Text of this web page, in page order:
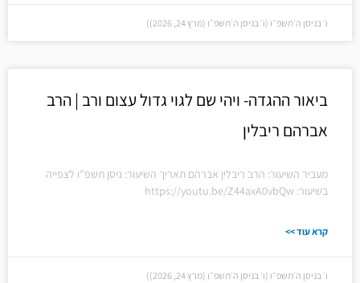
ו׳ בניסן ה׳תשפ״ו (ו׳ בניסן ה׳תשפ״ו (מרץ 24, 2026))
ביאור ההגדה- ויהי שם לגוי גדול עצום ורב | הרב
אברהם ריבלין
מעביר השיעור: הרב ריבלין אברהם תאריך השיעור: ניסן תשפ"ו לצפייה
בשיעור: https://youtu.be/Z44axA0vbQw
קרא עוד >>
ו׳ בניסן ה׳תשפ״ו (ו׳ בניסן ה׳תשפ״ו (מרץ 24, 2026))